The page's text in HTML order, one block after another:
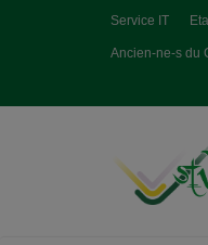
Service IT
Ancien-ne-s du